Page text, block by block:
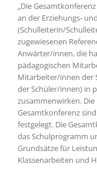
„Die
an der Erziehungs-
(Schulleiterin/
zugewiesenen
Anwärter/innen, die
pädagogischen
Mitarbeiter/innen der
der Schüler/innen) in
zusammenwirken.
Gesamtkonferenz
festgelegt. Die
das Schulprogramm
Grundsätze für
Klassenarbeiten und